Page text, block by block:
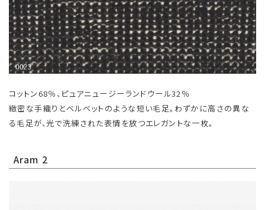
コットン68％、ピュアニュージーランドウール32％
緻密な手織りとベルベットのような短い毛足。わずかに高さの異な
る毛足が、光で洗練された表情を放つエレガントな一枚。
Aram 2